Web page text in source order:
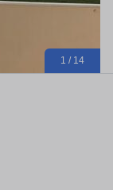
1 / 14